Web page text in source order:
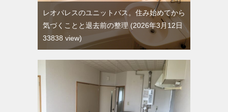
レオパレスのユニットバス。住み始めてから
気づくことと退去前の整理
2026年3月12日
33838 view